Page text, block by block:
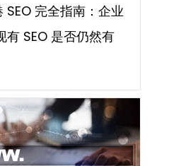
SEO 完全指南：企业
有 SEO 是否仍然有